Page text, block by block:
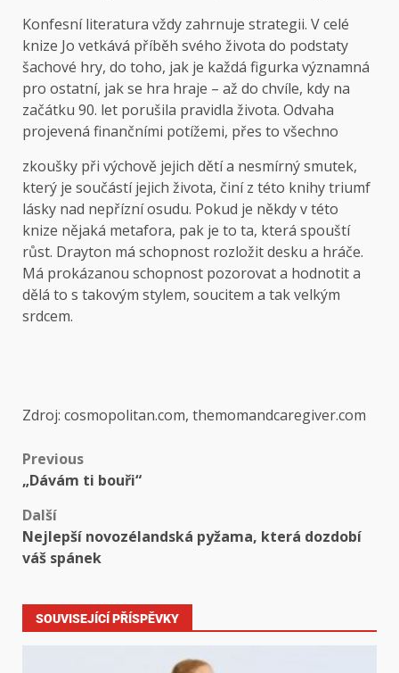
Konfesní literatura vždy zahrnuje strategii. V celé
knize Jo vetkává příběh svého života do podstaty
šachové hry, do toho, jak je každá figurka významná
pro ostatní, jak se hra hraje – až do chvíle, kdy na
začátku 90. let porušila pravidla života. Odvaha
projevená finančními potížemi, přes to všechno
zkoušky při výchově jejich dětí a nesmírný smutek,
který je součástí jejich života, činí z této knihy triumf
lásky nad nepřízní osudu. Pokud je někdy v této
knize nějaká metafora, pak je to ta, která spouští
růst. Drayton má schopnost rozložit desku a hráče.
Má prokázanou schopnost pozorovat a hodnotit a
dělá to s takovým stylem, soucitem a tak velkým
srdcem.
Zdroj: cosmopolitan.com, themomandcaregiver.com
Previous
„Dávám ti bouři“
Další
Nejlepší novozélandská pyžama, která dozdobí
váš spánek
SOUVISEJÍCÍ PŘÍSPĚVKY